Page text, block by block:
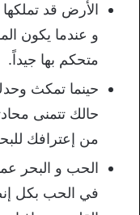
الأرض قد تملكها
و عندما يكون
متحكم بها جيداً.
حينما تمكث
حالك تتمنى
من إعترافك
الحب و البحر
في الحب بكل